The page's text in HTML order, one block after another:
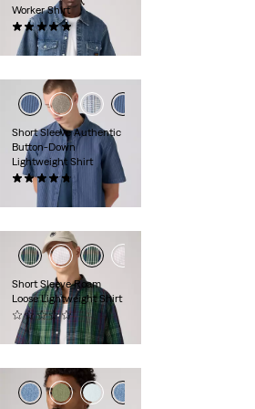
Worker Shirt
(1)
54,95 €
+4
Short Sleeve Authentic
Button-Down
Lightweight Shirt
59,95 €
+7
Short Sleeve Roam
Loose Lightweight Shirt
(0)
64,95 €